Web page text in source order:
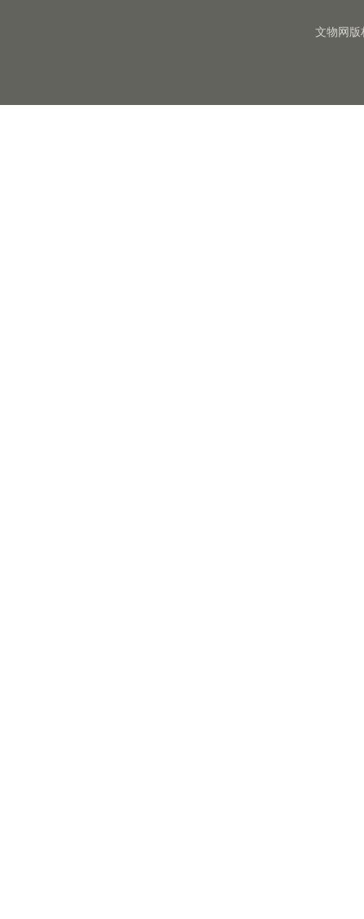
文物网